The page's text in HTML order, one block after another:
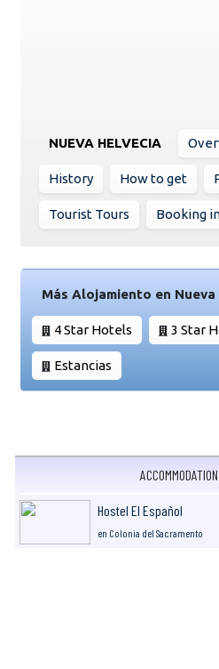
NUEVA HELVECIA
History How to get
Tourist Tours Booking
Más Alojamiento en Nueva
4 Star Hotels 3 Star
Estancias
Hostel El Español
en Colonia del Sacramento